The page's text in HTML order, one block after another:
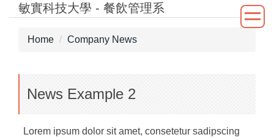
Jump
敏實科技大學 - 餐飲管理系
Home Company News
News Example 2
Lorem ipsum dolor sit amet, consetetur sadipscing